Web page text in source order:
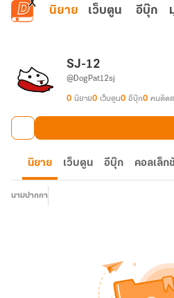
ข้ามไปยังเนื้อหาหลัก
นิยาย เว็บตูน อีบุ๊ก
SJ-12
@DogPat12sj
0 นิยาย0 เว็บตูน0 อีบุ๊ก0 คนติด
นิยาย เว็บตูน อีบุ๊ก คอลเล็ก
นามปากกา